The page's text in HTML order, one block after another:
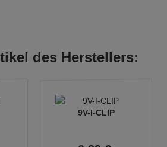
des Herstellers:
9V-I-CLIP